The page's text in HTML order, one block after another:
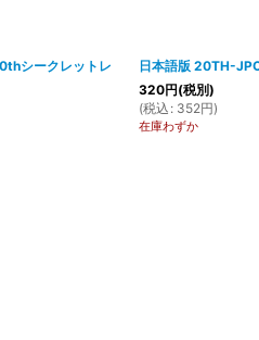
シークレットレ
日本語版 20TH-
320円(税別)
(税込 : 352円)
在庫わずか